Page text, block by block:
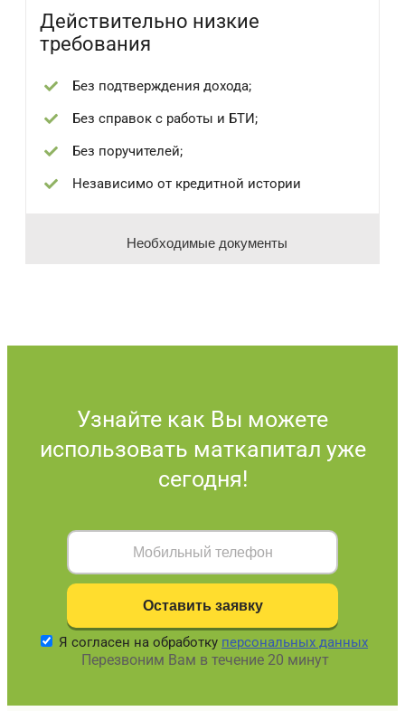
Действительно низкие
требования
Без подтверждения дохода;
Без справок с работы и БТИ;
Без поручителей;
Независимо от кредитной истории
Необходимые документы
Узнайте как Вы можете
использовать маткапитал уже
сегодня!
Я согласен на обработку персональных данных
Перезвоним Вам в течение 20 минут